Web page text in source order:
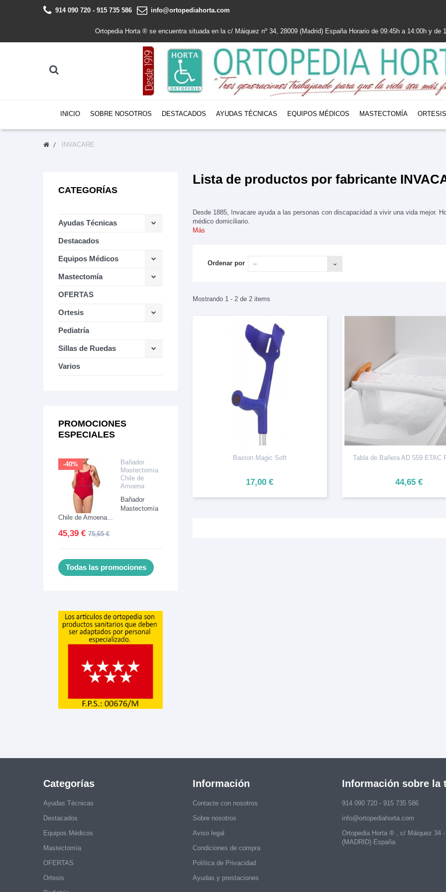
914 090 720 - 915 735 586 info@ortopediahorta.com
Ortopedia Horta ® se encuentra situada en la c/ Máiquez nº 34, 28009 (Madrid) España Horario de 09:45h a 14:00h y de
INICIO SOBRE NOSOTROS DESTACADOS AYUDAS TÉCNICAS EQUIPOS MÉDICOS MASTECTOMÍA ORTESIS
INVACARE
CATEGORÍAS
Ayudas Técnicas
Destacados
Equipos Médicos
Mastectomía
OFERTAS
Ortesis
Pediatría
Sillas de Ruedas
Varios
PROMOCIONES
ESPECIALES
-40%
Bañador
Mastectomía
Chile de
Amoena
Bañador
Mastectomía
Chile de Amoena...
45,39 € 75,65 €
Todas las promociones
Lista de productos por fabricante
Desde 1885, Invacare ayuda a las personas con discapacidad a vivir una vida mejor.
médico domiciliario.
Más
Ordenar por --
Mostrando 1 - 2 de 2 items
Baston Magic Soft
17,00 €
Tabla de Bañera AD 559 ETAC
44,65 €
Categorías
Ayudas Técnicas
Destacados
Equipos Médicos
Mastectomía
OFERTAS
Ortesis
Información
Contacte con nosotros
Sobre nosotros
Aviso legal
Condiciones de compra
Política de Privacidad
Ayudas y prestaciones
Información sobre la
914 090 720 - 915 735 586
info@ortopediahorta.com
Ortopedia Horta ® , c/ Máiquez 34 -
(MADRID) España.